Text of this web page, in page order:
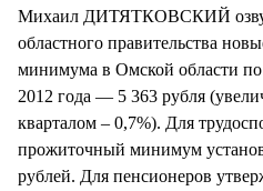
Михаил ДИТЯТКОВСКИЙ
областного правительства
минимума в Омской области по
2012 года — 5 363 рубля
кварталом – 0,7%). Для
прожиточный минимум
рублей. Для пенсионеров